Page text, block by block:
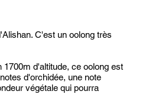
C'est un oolong très
d'altitude, ce oolong est
d'orchidée, une note
végétale qui pourra